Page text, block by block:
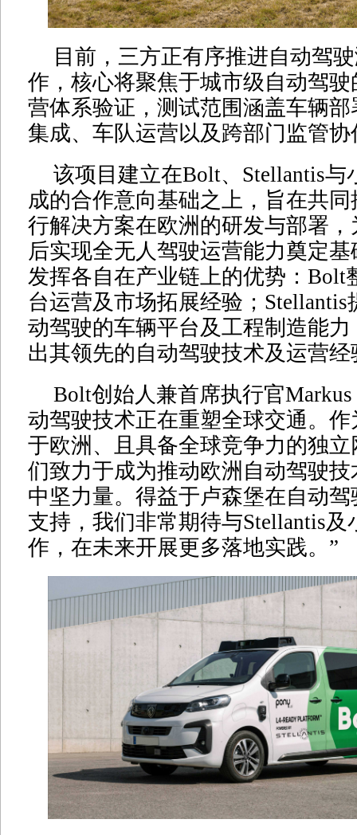
目前，三方正有序推进自动驾
作，核心将聚焦于城市级自动驾
营体系验证，测试范围涵盖车辆
集成、车队运营以及跨部门监管
该项目建立在Bolt、Stellantis与
成的合作意向基础之上，旨在共
行解决方案在欧洲的研发与部署
后实现全无人驾驶运营能力奠定
发挥各自在产业链上的优势：Bolt
台运营及市场拓展经验；
动驾驶的车辆平台及工程制造能
出其领先的自动驾驶技术及运营经
Bolt创始人兼首席执行官
动驾驶技术正在重塑全球交通。
于欧洲、且具备全球竞争力的独
们致力于成为推动欧洲自动驾驶
中坚力量。得益于卢森堡在自动
支持，我们非常期待与Stellantis及
作，在未来开展更多落地实践。”